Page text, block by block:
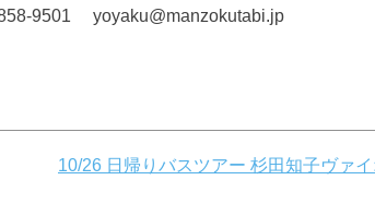
9501 yoyaku@manzokutabi.jp
10/26 日帰りバスツアー 杉田知子ヴァ